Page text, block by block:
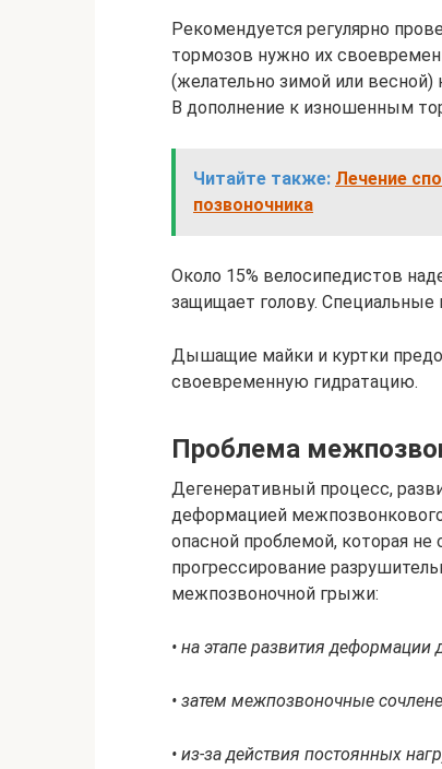
Рекомендуется регулярно
тормозов нужно их
(желательно зимой или
В дополнение к изношенным
Читайте также: Лечение
позвоночника
Около 15% велосипедистов
защищает голову. Специальные
Дышащие майки и куртки
своевременную гидратацию.
Проблема
Дегенеративный процесс,
деформацией
опасной проблемой, которая
прогрессирование
межпозвоночной грыжи:
• на этапе развития
• затем межпозвоночные
• из-за действия постоянных